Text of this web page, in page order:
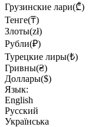
Грузинские лари(₾)
Тенге(₸)
Злоты(zł)
Рубли(₽)
Турецкие лиры(₺)
Гривны(₴)
Доллары($)
Язык:
English
Русский
Українська